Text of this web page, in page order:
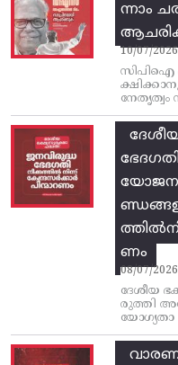
ന്നാം
10/07/2026
സിപിഐ
നേതൃത്വം
യോജന
ണം
08/07/2026
ദേശീയ
രുത്തി
യോഗ്യതാ